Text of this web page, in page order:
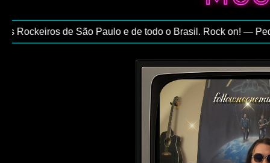
de São Paulo e de todo o Brasil. Rock on! — Pedro